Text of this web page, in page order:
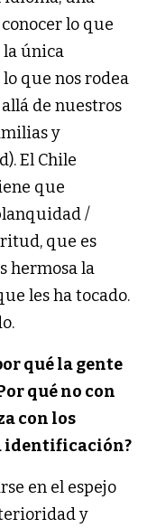
lo que
la única
que nos rodea
de nuestros
y
El Chile
que
/
que es
hermosa la
les ha tocado.
qué la gente
qué no con
con los
identificación?
en el espejo
y